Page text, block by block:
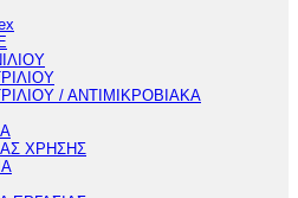
/ ΑΝΤΙΜΙΚΡΟΒΙΑΚΑ
ΧΡΗΣΗΣ